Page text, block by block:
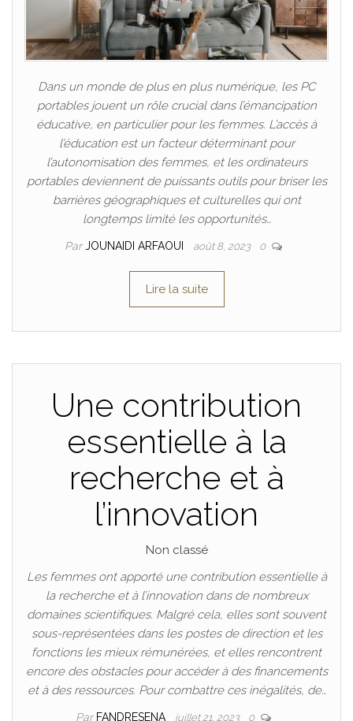
Dans un monde de plus en plus numérique, les PC
portables jouent un rôle crucial dans l’émancipation
éducative, en particulier pour les femmes. L’accès à
l’éducation est un facteur déterminant pour
l’autonomisation des femmes, et les ordinateurs
portables deviennent de puissants outils pour briser les
barrières géographiques et culturelles qui ont
longtemps limité les opportunités…
ParJOUNAIDI ARFAOUI août 8, 2023 0
Lire la suite
Une contribution
essentielle à la
recherche et à
l’innovation
Non classé
Les femmes ont apporté une contribution essentielle à
la recherche et à l’innovation dans de nombreux
domaines scientifiques. Malgré cela, elles sont souvent
sous-représentées dans les postes de direction et les
fonctions les mieux rémunérées, et elles rencontrent
encore des obstacles pour accéder à des financements
et à des ressources. Pour combattre ces inégalités, de…
Par FANDRESENA juillet 21, 2023 0